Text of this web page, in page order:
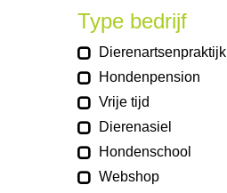
Type bedrijf
Dierenartsenpraktijk
Hondenpension
Vrije tijd
Dierenasiel
Hondenschool
Webshop